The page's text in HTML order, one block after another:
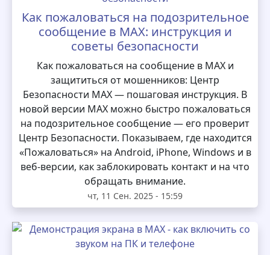
Как пожаловаться на подозрительное
сообщение в MAX: инструкция и
советы безопасности
Как пожаловаться на сообщение в MAX и
защититься от мошенников: Центр
Безопасности MAX — пошаговая инструкция. В
новой версии MAX можно быстро пожаловаться
на подозрительное сообщение — его проверит
Центр Безопасности. Показываем, где находится
«Пожаловаться» на Android, iPhone, Windows и в
веб-версии, как заблокировать контакт и на что
обращать внимание.
чт, 11 Сен. 2025 - 15:59